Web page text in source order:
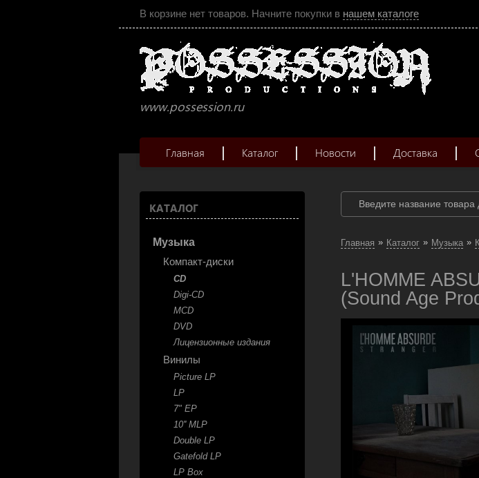
В корзине нет товаров. Начните покупки в нашем каталоге
www.possession.ru
Главная Каталог Новости Доставка
КАТАЛОГ
Музыка
Компакт-диски
CD
Digi-CD
MCD
DVD
Лицензионные издания
Винилы
Picture LP
LP
7" EP
10'' MLP
Double LP
Gatefold LP
LP Box
Главная » Каталог » Музыка »
L'HOMME
(Sound Age